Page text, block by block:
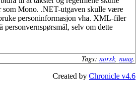
som Mono. .NET-utgaven skulle være
personinformasjon vha. XML-filer
selv om dette
Tags: norsk, nuug.
Created by Chronicle v4.6